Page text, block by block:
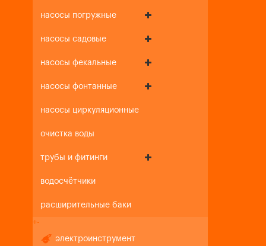
насосы погружные
насосы садовые
насосы фекальные
насосы фонтанные
насосы циркуляционные
очистка воды
трубы и фитинги
водосчётчики
расширительные баки
+-
электроинструмент